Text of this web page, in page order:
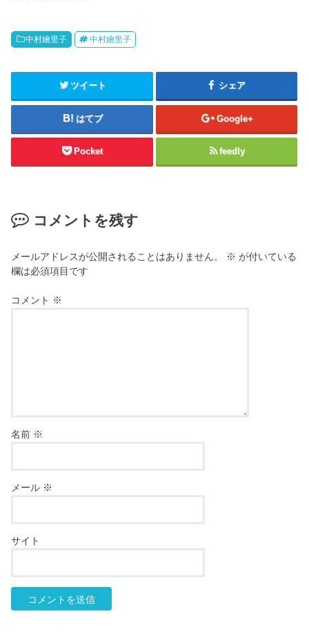
中村繪里子 中村繪里子
ツイート シェア
はてブ Google+
Pocket feedly
コメントを残す
メールアドレスが公開されることはありません。 ※ が付いている
欄は必須項目です
コメント ※
名前 ※
メール ※
サイト